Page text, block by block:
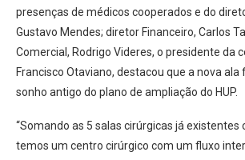
presenças de médicos cooperados e do
Gustavo Mendes; diretor Financeiro, Carlos
Comercial, Rodrigo Videres, o presidente da
Francisco Otaviano, destacou que a nova
sonho antigo do plano de ampliação do HUP.
“Somando as 5 salas cirúrgicas já existentes
temos um centro cirúrgico com um fluxo